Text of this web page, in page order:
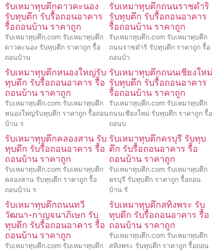
รับเหมาทุบตึกดาวคะนอง
รับทุบตึก รับรื้อถอนอาคาร
รื้อถอนบ้าน ราคาถูก
รับเหมาทุบตึก.com รับเหมาทุบตึก
ดาวคะนอง รับทุบตึก ราคาถูก รื้อ
ถอนบ้าน
รับเหมาทุบตึกถนนราชดำริ
รับทุบตึก รับรื้อถอนอาคาร
รื้อถอนบ้าน ราคาถูก
รับเหมาทุบตึก.com รับเหมาทุบตึก
ถนนราชดำริ รับทุบตึก ราคาถูก รื้อ
ถอนบ้า
รับเหมาทุบตึกหนองใหญ่รับ
ทุบตึก รับรื้อถอนอาคาร รื้อ
ถอนบ้าน ราคาถูก
รับเหมาทุบตึก.com รับเหมาทุบตึก
หนองใหญ่รับทุบตึก ราคาถูก รื้อถอน
บ้าน ร
รับเหมาทุบตึกถนนเชียงใหม่
รับทุบตึก รับรื้อถอนอาคาร
รื้อถอนบ้าน ราคาถูก
รับเหมาทุบตึก.com รับเหมาทุบตึก
ถนนเชียงใหม่ รับทุบตึก ราคาถูก รื้อ
ถอนบ
รับเหมาทุบตึกคลองสาน รับ
ทุบตึก รับรื้อถอนอาคาร รื้อ
ถอนบ้าน ราคาถูก
รับเหมาทุบตึก.com รับเหมาทุบตึก
คลองสาน รับทุบตึก ราคาถูก รื้อ
ถอนบ้าน ร
รับเหมาทุบตึกครบุรี รับทุบ
ตึก รับรื้อถอนอาคาร รื้อ
ถอนบ้าน ราคาถูก
รับเหมาทุบตึก.com รับเหมาทุบตึก
ครบุรี รับทุบตึก ราคาถูก รื้อถอน
บ้าน รั
รับเหมาทุบตึกถนนทวี
วัฒนา-กาญจนาภิเษก รับ
ทุบตึก รับรื้อถอนอาคาร รื้อ
ถอนบ้าน ราคาถูก
รับเหมาทุบตึก.com รับเหมาทุบตึก
รับเหมาทุบตึกสทิงพระ รับ
ทุบตึก รับรื้อถอนอาคาร รื้อ
ถอนบ้าน ราคาถูก
รับเหมาทุบตึก.com รับเหมาทุบตึก
สทิงพระ รับทุบตึก ราคาถูก รื้อถอน